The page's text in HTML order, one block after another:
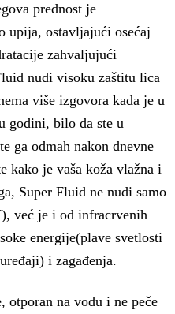
prednost je
upija, ostavljajući osećaj
zahvaljujući
nudi visoku zaštitu lica
više izgovora kada je u
godini, bilo da ste u
ga odmah nakon dnevne
kako je vaša koža vlažna i
Super Fluid ne nudi samo
već je i od infracrvenih
energije(plave svetlosti
i zagađenja.
otporan na vodu i ne peče